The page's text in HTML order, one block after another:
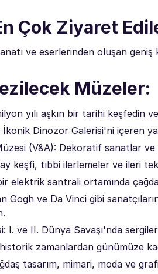
Çok Ziyaret
ve eserlerinden oluşan
Müzeler:
yılı aşkın bir tarihi keşfedin
Dinozor Galerisi'ni içeren
(V&A): Dekoratif sanatlar ve
keşfi, tıbbi ilerlemeler ve ileri
elektrik santrali ortamında
Gogh ve Da Vinci gibi
I. ve II. Dünya Savaşı'nda
zamanlardan günümüze
tasarım, mimari, moda ve